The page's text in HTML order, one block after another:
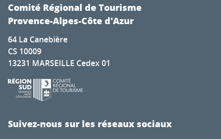
Comité Régional de Tourisme
Provence-Alpes-Côte d'Azur
64 La Canebière
CS 10009
13231 MARSEILLE Cedex 01
Suivez-nous sur les réseaux sociaux